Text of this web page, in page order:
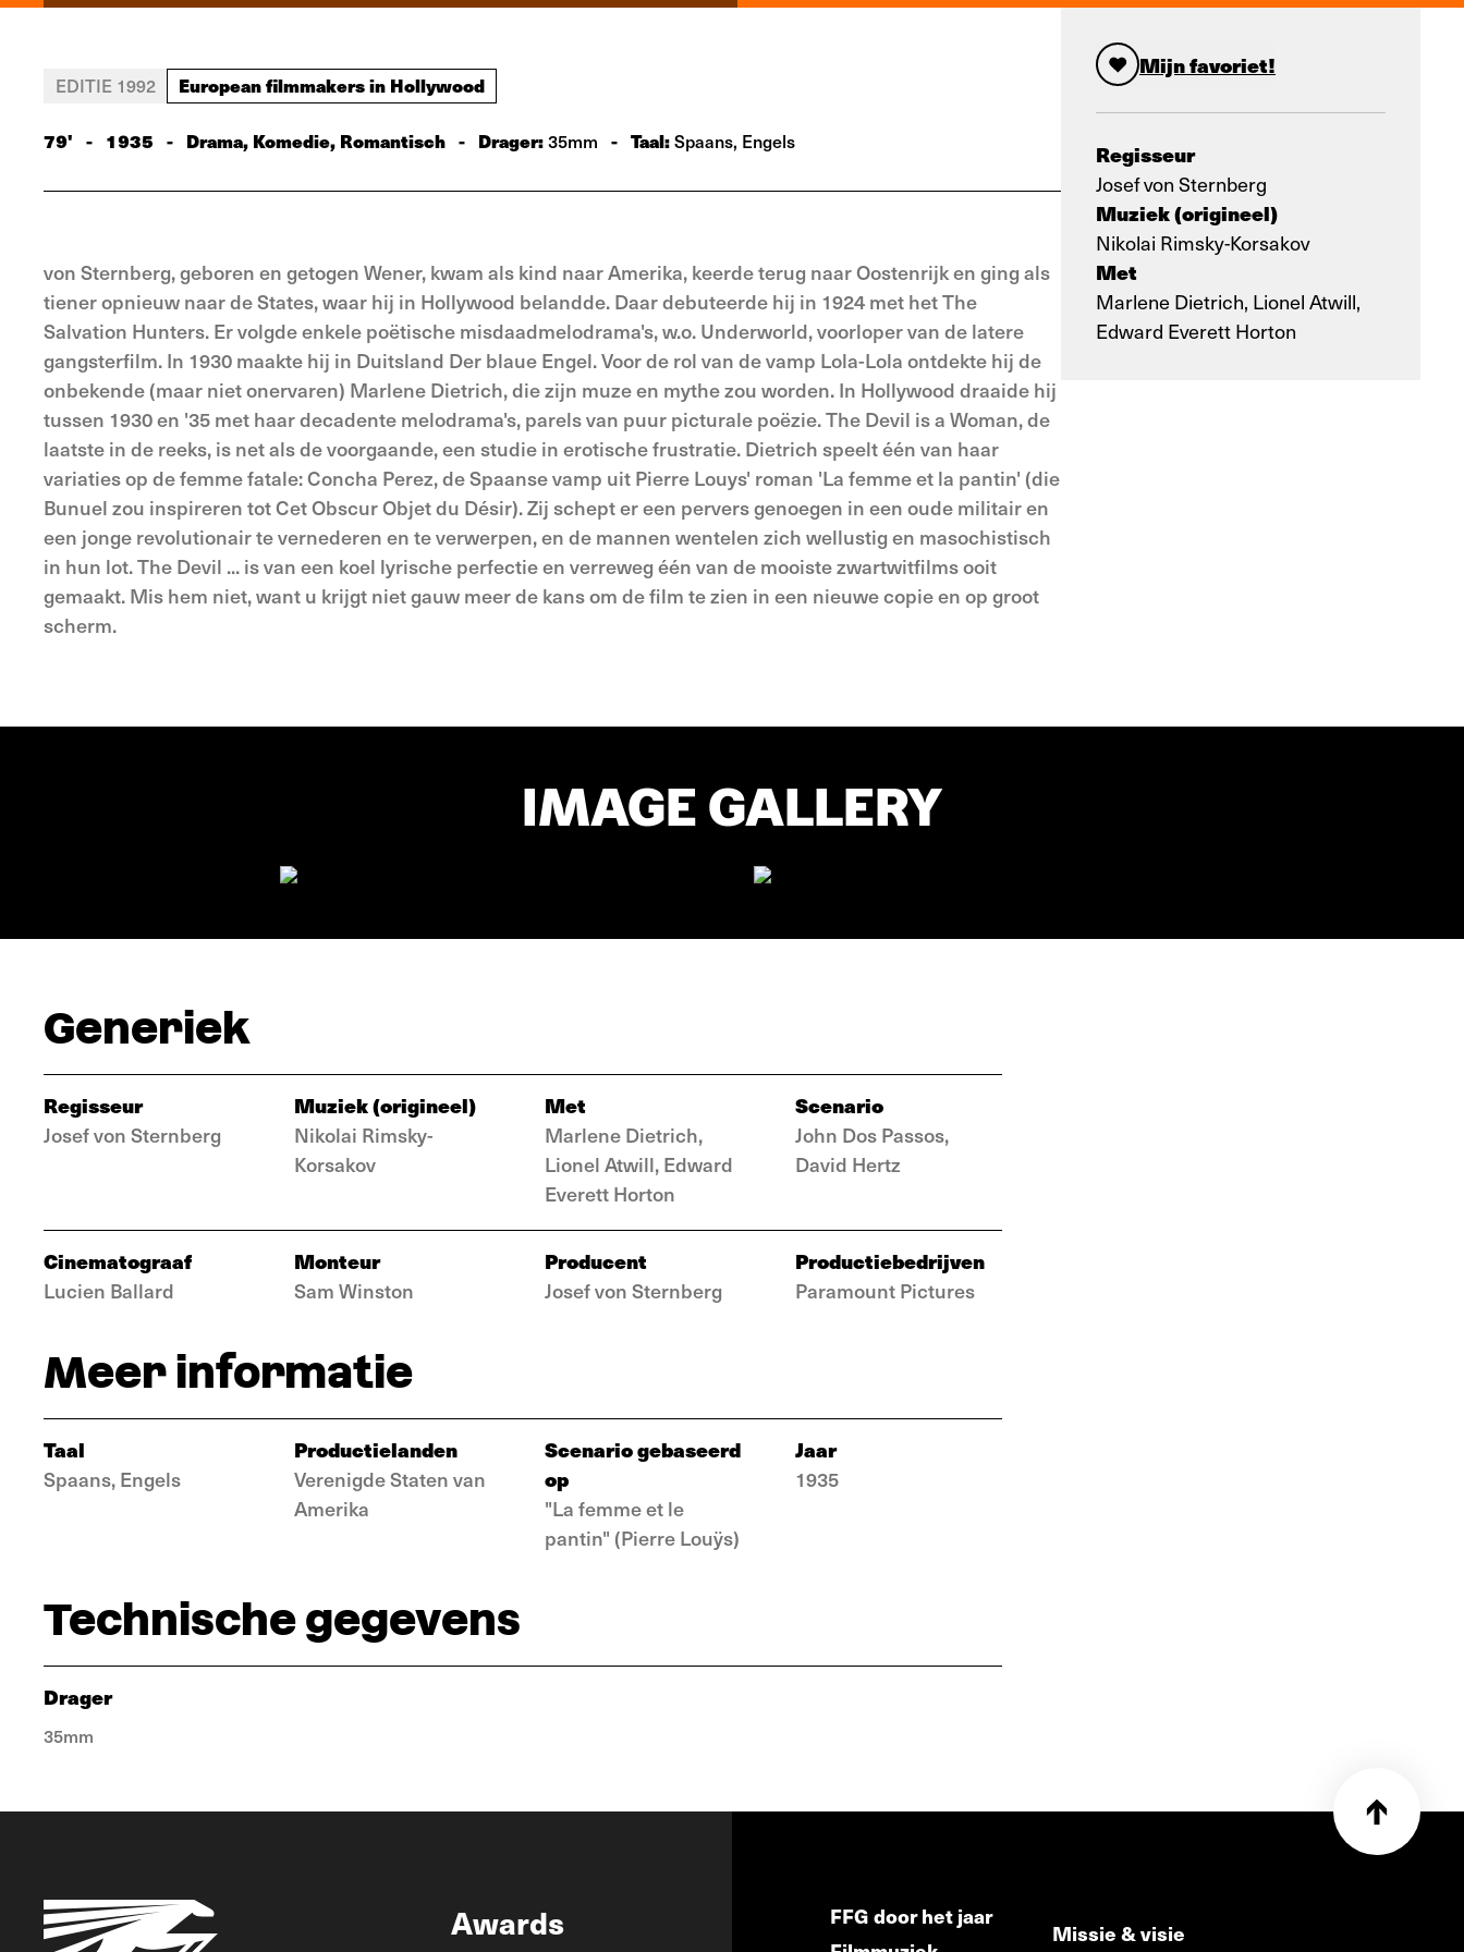
Mijn favoriet!
Regisseur
Josef von Sternberg
Muziek (origineel)
Nikolai Rimsky-Korsakov
Met
Marlene Dietrich, Lionel Atwill,
Edward Everett Horton
EDITIE 1992 European filmmakers in Hollywood
79' - 1935 - Drama, Komedie, Romantisch - Drager:35mm - Taal:Spaans, Engels
von Sternberg, geboren en getogen Wener, kwam als kind naar Amerika, keerde terug naar Oostenrijk en ging als
tiener opnieuw naar de States, waar hij in Hollywood belandde. Daar debuteerde hij in 1924 met het The
Salvation Hunters. Er volgde enkele poëtische misdaad­melodrama's, w.o. Underworld, voorloper van de latere
gangsterfilm. In 1930 maakte hij in Duitsland Der blaue Engel. Voor de rol van de vamp Lola-Lola ontdekte hij de
onbekende (maar niet onervaren) Marlene Dietrich, die zijn muze en mythe zou worden. In Hollywood draaide hij
tussen 1930 en '35 met haar decadente melo­drama's, parels van puur picturale poëzie. The Devil is a Woman, de
laatste in de reeks, is net als de voorgaande, een studie in erotische frustratie. Dietrich speelt één van haar
variaties op de femme fatale: Concha Perez, de Spaanse vamp uit Pierre Louys' roman 'La femme et la pantin' (die
Bunuel zou inspireren tot Cet Obscur Objet du Désir). Zij schept er een pervers genoegen in een oude militair en
een jonge revolutionair te vernederen en te verwer­pen, en de mannen wentelen zich wellustig en masochistisch
in hun lot. The Devil ... is van een koel lyrische perfectie en verreweg één van de mooiste zwartwitfilms ooit
gemaakt. Mis hem niet, want u krijgt niet gauw meer de kans om de film te zien in een nieuwe copie en op groot
scherm.
IMAGE GALLERY
Generiek
Regisseur
Josef von Sternberg
Muziek (origineel)
Nikolai Rimsky-
Korsakov
Met
Marlene Dietrich,
Lionel Atwill, Edward
Everett Horton
Scenario
John Dos Passos,
David Hertz
Cinematograaf
Lucien Ballard
Monteur
Sam Winston
Producent
Josef von Sternberg
Productiebedrijven
Paramount Pictures
Meer informatie
Taal
Spaans, Engels
Productielanden
Verenigde Staten van
Amerika
Scenario gebaseerd
op
"La femme et le
pantin" (Pierre Louÿs)
Jaar
1935
Technische gegevens
Drager
35mm
Awards
FFG door het jaar
Missie & visie